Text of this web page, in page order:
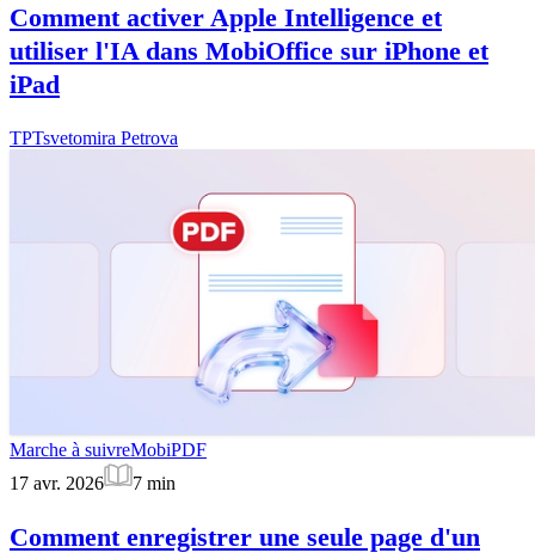
Comment activer Apple Intelligence et
utiliser l'IA dans MobiOffice sur iPhone et
iPad
TPTsvetomira Petrova
Marche à suivreMobiPDF
17 avr. 2026
7 min
Comment enregistrer une seule page d'un